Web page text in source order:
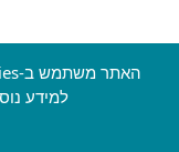
למידע